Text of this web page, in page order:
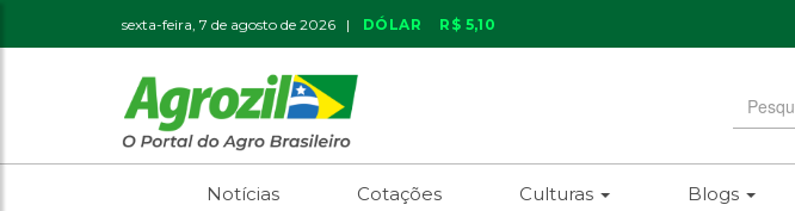
sexta-feira, 7 de agosto de 2026 | DÓLAR R$ 5,10
Search
for
Notícias Cotações Culturas Blogs